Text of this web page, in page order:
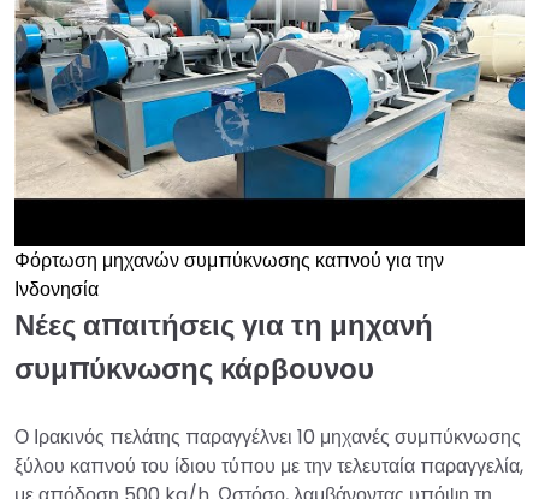
►
Φόρτωση μηχανών συμπύκνωσης καπνού για την
Ινδονησία
Νέες απαιτήσεις για τη μηχανή
συμπύκνωσης κάρβουνου
Ο Ιρακινός πελάτης παραγγέλνει 10 μηχανές συμπύκνωσης
ξύλου καπνού του ίδιου τύπου με την τελευταία παραγγελία,